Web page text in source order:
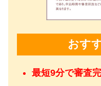
おす
最短9分で審査